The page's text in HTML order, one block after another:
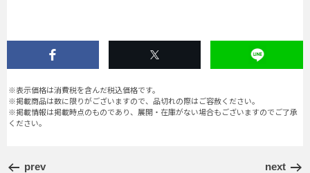
※表示価格は消費税を含んだ税込価格です。
※掲載商品は数に限りがございますので、品切れの際はご容赦ください。
※掲載情報は掲載時点のものであり、展開・在庫がない場合もございますのでご了承
ください。
prev next